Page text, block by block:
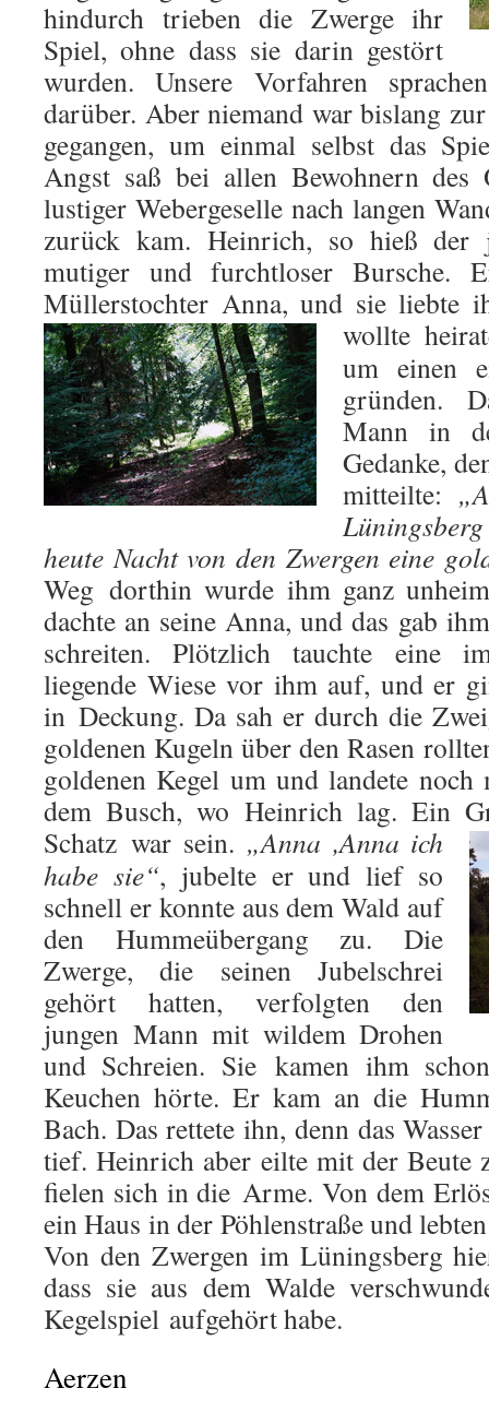
hindurch trieben die Zwerge ihr
Spiel, ohne dass sie darin gestört
wurden. Unsere Vorfahren
darüber. Aber niemand war bislang
gegangen, um einmal selbst das
Angst saß bei allen Bewohnern
lustiger Webergeselle nach langen
zurück kam. Heinrich, so hieß der
mutiger und furchtloser Bursche.
Müllerstochter Anna, und sie liebte
wollte
um einen
gründen.
Mann in
Gedanke,
mitteilte:
heute Nacht von den Zwergen eine
Weg dorthin wurde ihm ganz
dachte an seine Anna, und das gab
schreiten. Plötzlich tauchte eine
liegende Wiese vor ihm auf, und er
in Deckung. Da sah er durch die
goldenen Kugeln über den Rasen
goldenen Kegel um und landete
dem Busch, wo Heinrich lag. Ein
Schatz war sein. „Anna ,Anna ich
habe sie“, jubelte er und lief so
schnell er konnte aus dem Wald auf
den Hummeübergang zu. Die
Zwerge, die seinen Jubelschrei
gehört hatten, verfolgten den
jungen Mann mit wildem Drohen
und Schreien. Sie kamen ihm
Keuchen hörte. Er kam an die
Bach. Das rettete ihn, denn das
tief. Heinrich aber eilte mit der Beute
fielen sich in die Arme. Von dem
ein Haus in der Pöhlenstraße und
Von den Zwergen im Lüningsberg
dass sie aus dem Walde
Kegelspiel aufgehört habe.
Aerzen